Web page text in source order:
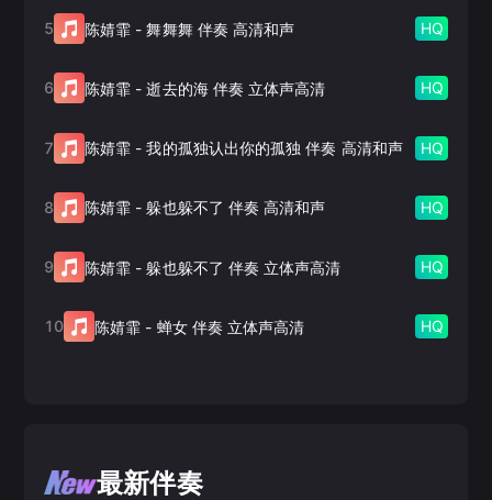
5 陈婧霏 -舞舞舞 伴奏 高清和声 HQ
6 陈婧霏 -逝去的海 伴奏 立体声高清 HQ
7 陈婧霏 -我的孤独认出你的孤独 伴奏 高清和声 HQ
8 陈婧霏 -躲也躲不了 伴奏 高清和声 HQ
9 陈婧霏 -躲也躲不了 伴奏 立体声高清 HQ
10 陈婧霏 - 蝉女 伴奏 立体声高清 HQ
最新伴奏